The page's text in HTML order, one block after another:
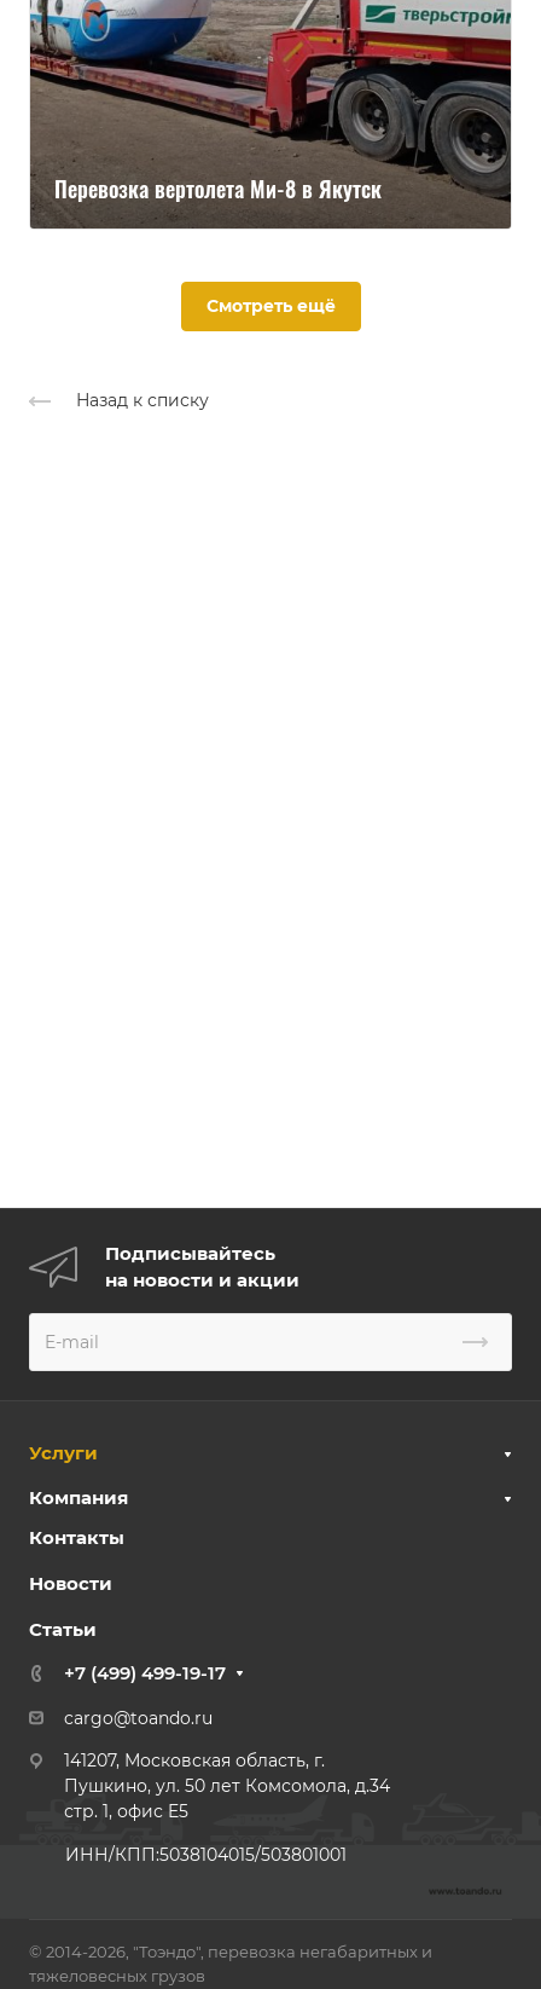
Перевозка вертолета Ми-8 в Якутск
Смотреть ещё
Назад к списку
Подписывайтесь
на новости и акции
Услуги
Компания
Контакты
Новости
Статьи
+7 (499) 499-19-17
cargo@toando.ru
141207, Московская область, г.
Пушкино, ул. 50 лет Комсомола, д.34
стр. 1, офис E5
ИНН/КПП:5038104015/503801001
© 2014-2026, "Тоэндо", перевозка негабаритных и
тяжеловесных грузов